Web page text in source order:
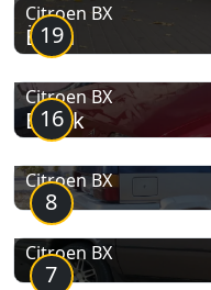
19
Citroen BX
Ёлка
16
Citroen BX
Break
8
Citroen BX
7
Citroen BX